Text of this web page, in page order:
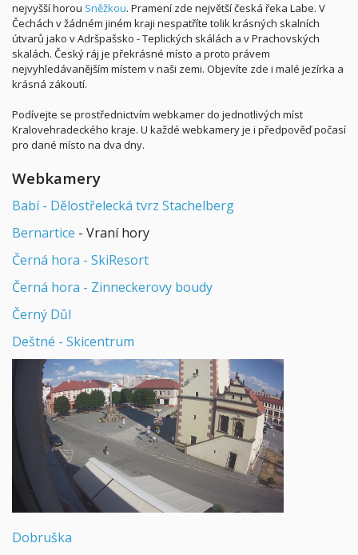
nejvyšší horou Sněžkou. Pramení zde největší česká řeka Labe. V
Čechách v žádném jiném kraji nespatříte tolik krásných skalních
útvarů jako v Adršpašsko - Teplických skálách a v Prachovských
skalách. Český ráj je překrásné místo a proto právem
nejvyhledávanějším místem v naši zemi. Objevíte zde i malé jezírka a
krásná zákoutí.
Podívejte se prostřednictvím webkamer do jednotlivých míst
Kralovehradeckého kraje. U každé webkamery je i předpověď počasí
pro dané místo na dva dny.
Webkamery
Babí - Dělostřelecká tvrz Stachelberg
Bernartice - Vraní hory
Černá hora - SkiResort
Černá hora - Zinneckerovy boudy
Černý Důl
Deštné - Skicentrum
Dobruška